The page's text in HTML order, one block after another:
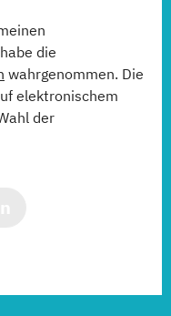
die
wahrgenommen. Die
elektronischem
der